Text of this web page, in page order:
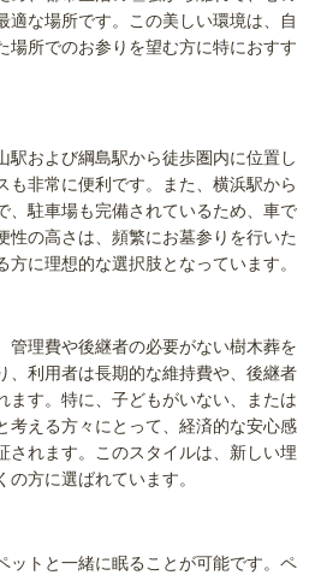
適な場所です。この美しい環境は、自
場所でのお参りを望む方に特におすす
駅および綱島駅から徒歩圏内に位置し
も非常に便利です。また、横浜駅から
、駐車場も完備されているため、車で
性の高さは、頻繁にお墓参りを行いた
に理想的な選択肢となっています。
管理費や後継者の必要がない樹木葬を
、利用者は長期的な維持費や、後継者
ます。特に、子どもがいない、または
考える方々にとって、経済的な安心感
されます。このスタイルは、新しい埋
方に選ばれています。
ットと一緒に眠ることが可能です。ペ